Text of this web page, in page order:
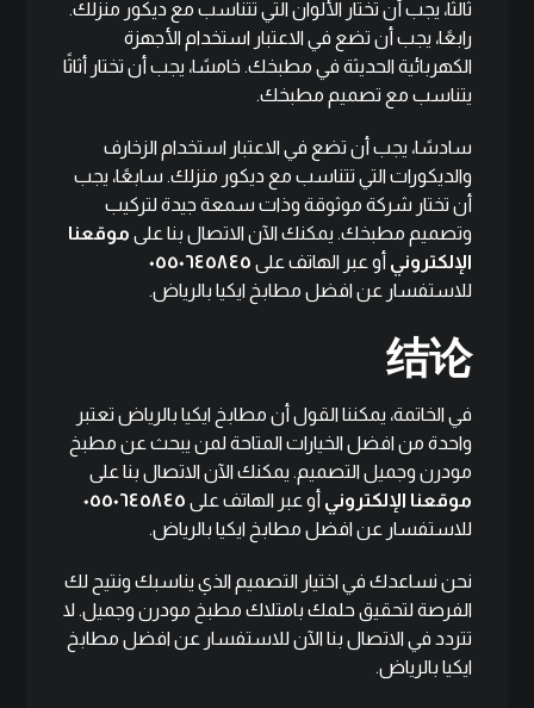
ثالثًا، يجب أن تختار الألوان التي تتناسب مع ديكور منزلك.
رابعًا، يجب أن تضع في الاعتبار استخدام الأجهزة
الكهربائية الحديثة في مطبخك. خامسًا، يجب أن تختار أثاثًا
يتناسب مع تصميم مطبخك.
سادسًا، يجب أن تضع في الاعتبار استخدام الزخارف
والديكورات التي تتناسب مع ديكور منزلك. سابعًا، يجب
أن تختار شركة موثوقة وذات سمعة جيدة لتركيب
وتصميم مطبخك. يمكنك الآن الاتصال بنا على موقعنا
الإلكتروني أو عبر الهاتف على ٠٥٥٠٦٤٥٨٤٥
للاستفسار عن افضل مطابخ ايكيا بالرياض.
结论
في الخاتمة، يمكننا القول أن مطابخ ايكيا بالرياض تعتبر
واحدة من افضل الخيارات المتاحة لمن يبحث عن مطبخ
مودرن وجميل التصميم. يمكنك الآن الاتصال بنا على
موقعنا الإلكتروني أو عبر الهاتف على ٠٥٥٠٦٤٥٨٤٥
للاستفسار عن افضل مطابخ ايكيا بالرياض.
نحن نساعدك في اختيار التصميم الذي يناسبك ونتيح لك
الفرصة لتحقيق حلمك بامتلاك مطبخ مودرن وجميل. لا
تتردد في الاتصال بنا الآن للاستفسار عن افضل مطابخ
ايكيا بالرياض.